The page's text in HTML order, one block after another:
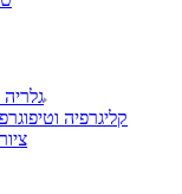
קליגרפיה